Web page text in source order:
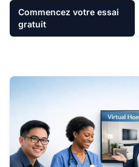
Commencez votre essai
gratuit